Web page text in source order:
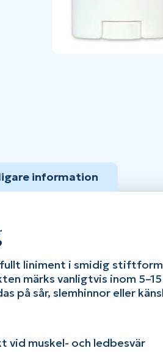
information
liniment i smidig
märks vanligtvis inom
på sår, slemhinnor eller
vid muskel- och ledbesvär